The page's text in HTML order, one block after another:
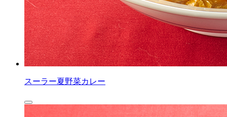
スーラー夏野菜カレー